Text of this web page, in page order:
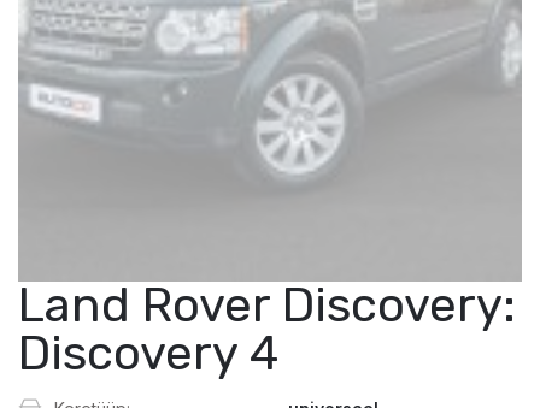
Land Rover Discovery:
Discovery 4